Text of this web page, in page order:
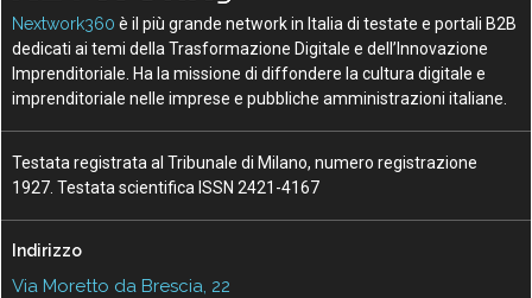
Nextwork360 è il più grande network in Italia di testate e portali B2B
dedicati ai temi della Trasformazione Digitale e dell’Innovazione
Imprenditoriale. Ha la missione di diffondere la cultura digitale e
imprenditoriale nelle imprese e pubbliche amministrazioni italiane.
Testata registrata al Tribunale di Milano, numero registrazione
1927. Testata scientifica ISSN 2421-4167
Indirizzo
Via Moretto da Brescia, 22